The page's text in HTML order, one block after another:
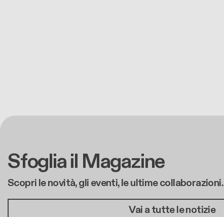
Sfoglia il Magazine
Scopri le novità, gli eventi, le ultime collaborazioni.
Vai a tutte le notizie